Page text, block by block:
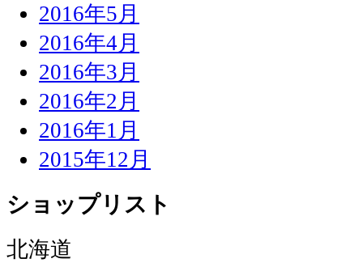
2016年5月
2016年4月
2016年3月
2016年2月
2016年1月
2015年12月
ショップリスト
北海道